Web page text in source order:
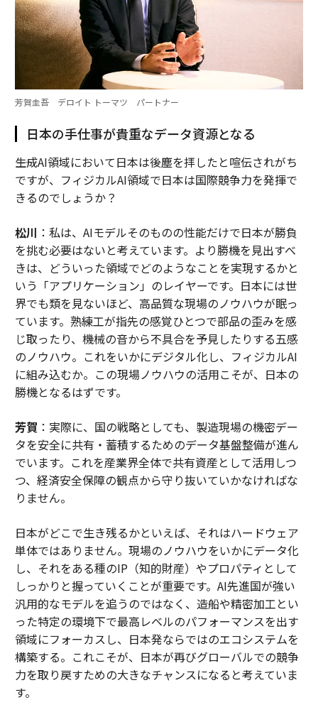
芳賀圭吾 デロイト トーマツ パートナー
日本の手仕事が貴重なデータ資源となる
――生成AI領域において日本は後塵を拝したと喧伝されがち
ですが、フィジカルAI領域で日本は国際競争力を発揮で
きるのでしょうか？
松川 ：私は、AIモデルそのものの性能だけで日本が勝負
を挑む必要はないと考えています。より勝機を見出すべ
きは、どういった領域でどのようなことを実現するかと
いう「アプリケーション」のレイヤーです。日本には世
界でも類を見ないほど、高品質な現場のノウハウが眠っ
ています。熟練工が指先の感覚ひとつで部品の歪みを感
じ取ったり、機械の音から不具合を予見したりする五感
のノウハウ。これをいかにデジタル化し、フィジカルAI
に組み込むか。この現場ノウハウの活用こそが、日本の
勝機となるはずです。
芳賀 ：実際に、国の戦略としても、製造現場の機密デー
タを安全に共有・蓄積するためのデータ基盤整備が進ん
でいます。これを産業界全体で共有資産として活用しつ
つ、経済安全保障の観点から守り抜いていかなければな
りません。
日本がどこで生き残るかといえば、それはハードウェア
単体ではありません。現場のノウハウをいかにデータ化
し、それをある種のIP（知的財産）やプロパティとして
しっかりと握っていくことが重要です。AI先進国が強い
汎用的なモデルを追うのではなく、造船や精密加工とい
った特定の環境下で最高レベルのパフォーマンスを出す
領域にフォーカスし、日本発ならではのエコシステムを
構築する。これこそが、日本が再びグローバルでの競争
力を取り戻すための大きなチャンスになると考えていま
す。